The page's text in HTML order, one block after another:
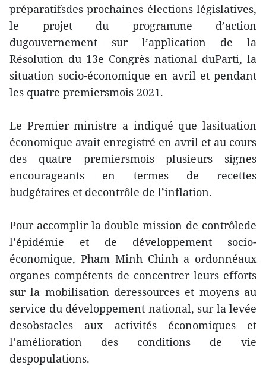
préparatifsdes prochaines élections législatives,
le projet du programme d’action
dugouvernement sur l’application de la
Résolution du 13e Congrès national duParti, la
situation socio-économique en avril et pendant
les quatre premiersmois 2021.
Le Premier ministre a indiqué que lasituation
économique avait enregistré en avril et au cours
des quatre premiersmois plusieurs signes
encourageants en termes de recettes
budgétaires et decontrôle de l’inflation.
Pour accomplir la double mission de contrôlede
l’épidémie et de développement socio-
économique, Pham Minh Chinh a ordonnéaux
organes compétents de concentrer leurs efforts
sur la mobilisation deressources et moyens au
service du développement national, sur la levée
desobstacles aux activités économiques et
l’amélioration des conditions de vie
despopulations.